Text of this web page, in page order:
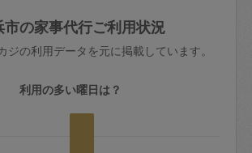
不在による当日キャンセル＝依頼
100%＋交通費全額
頼日時／土曜日午前9時開始の場
合は損害保険の対象外となるので
ください。
ど
こちらも参照ください：初めて
ますか？
市の家事代行ご利用状況
ジの利用データを元に掲載しています。
利用の多い曜日は？